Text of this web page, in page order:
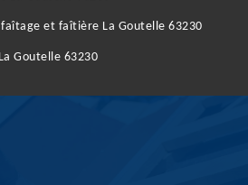
et faîtière La Goutelle 63230
Goutelle 63230